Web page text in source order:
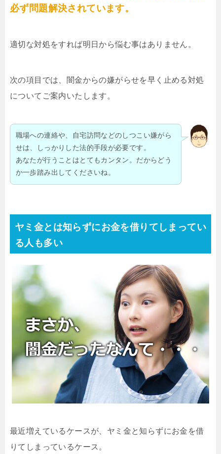
必ず問題解決されています。
適切な対処をすれば明日から悩む事はありません。
次の項目では、闇金からの嫌がらせを早く止める対処
についてご案内いたします。
職場への連絡や、自宅訪問などのしつこい嫌がら
せは、しっかりした法的手段が必要です。
あなたが行うことはとてもカンタン。だからどう
か一歩踏み出してくださいね。
ヤミ金とは知らずにお金を借りてしまってい
る人も多い
最近増えているケースが、ヤミ金と知らずにお金を借
りてしまっているケース。